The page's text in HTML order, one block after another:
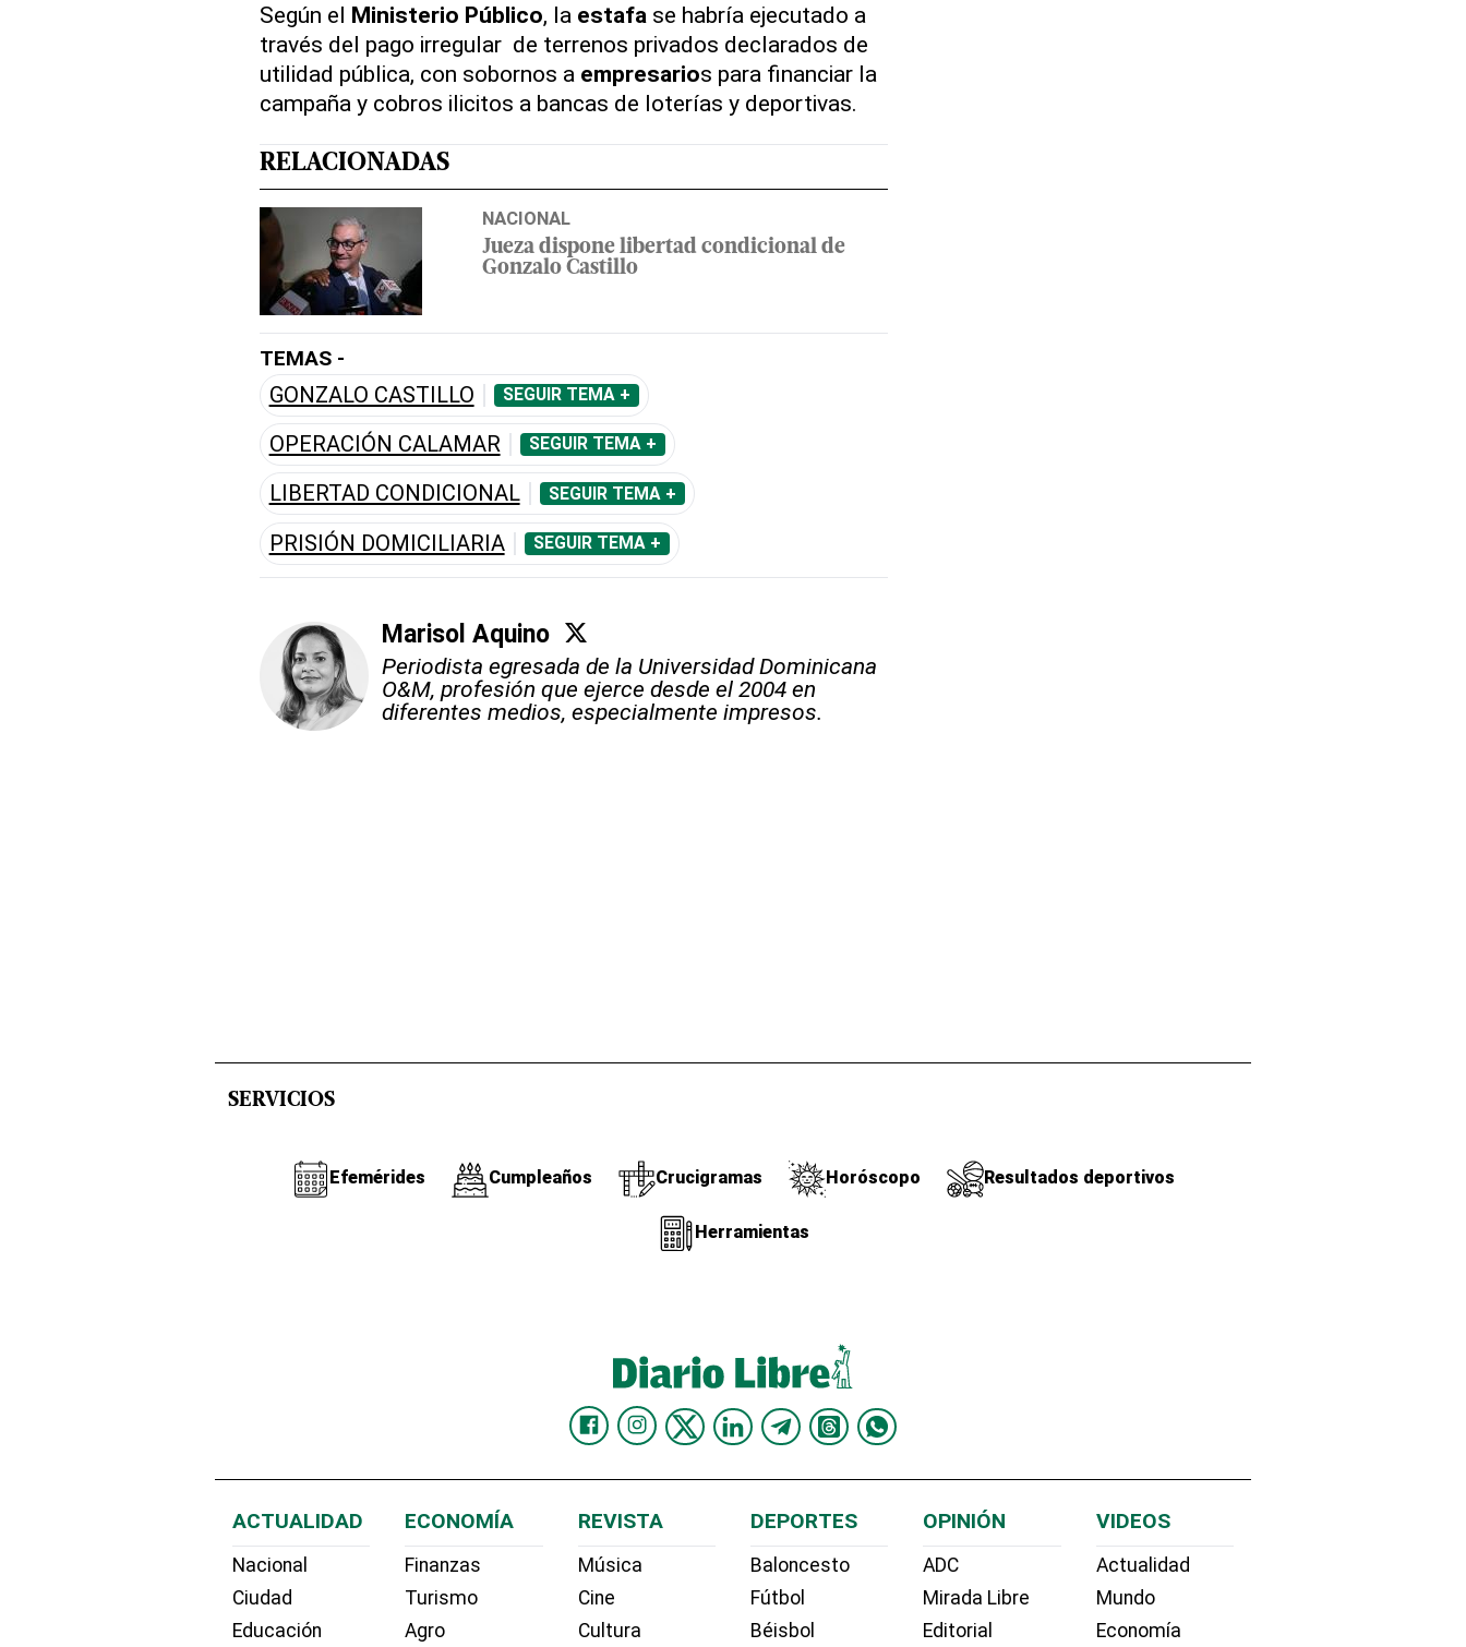
Según el Ministerio Público, la estafase habría ejecutado a
través del pago irregular de terrenos privados declarados de
utilidad pública, con sobornos a empresarios para financiar la
campaña y cobros ilicitos a bancas de loterías y deportivas.
RELACIONADAS
NACIONAL
Jueza dispone libertad condicional de
Gonzalo Castillo
TEMAS -
GONZALO CASTILLO SEGUIR TEMA +
OPERACIÓN CALAMAR SEGUIR TEMA +
LIBERTAD CONDICIONAL SEGUIR TEMA +
PRISIÓN DOMICILIARIA SEGUIR TEMA +
Marisol Aquino
Periodista egresada de la Universidad Dominicana
O&M, profesión que ejerce desde el 2004 en
diferentes medios, especialmente impresos.
SERVICIOS
Efemérides Cumpleaños Crucigramas Horóscopo Resultados deportivos
Herramientas
ACTUALIDAD
Nacional
Ciudad
Educación
ECONOMÍA
Finanzas
Turismo
Agro
REVISTA
Música
Cine
Cultura
DEPORTES
Baloncesto
Fútbol
Béisbol
OPINIÓN
ADC
Mirada Libre
Editorial
VIDEOS
Actualidad
Mundo
Economía